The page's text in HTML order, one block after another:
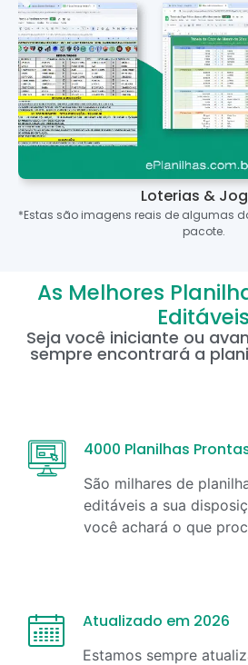
Loterias &
*Estas são imagens reais de algumas
pacote.
As Melhores
Editáveis
Seja você iniciante ou
sempre encontrará a
4000 Planilhas
São milhares de
editáveis a sua
você achará o que
Atualizado em 2026
Estamos sempre